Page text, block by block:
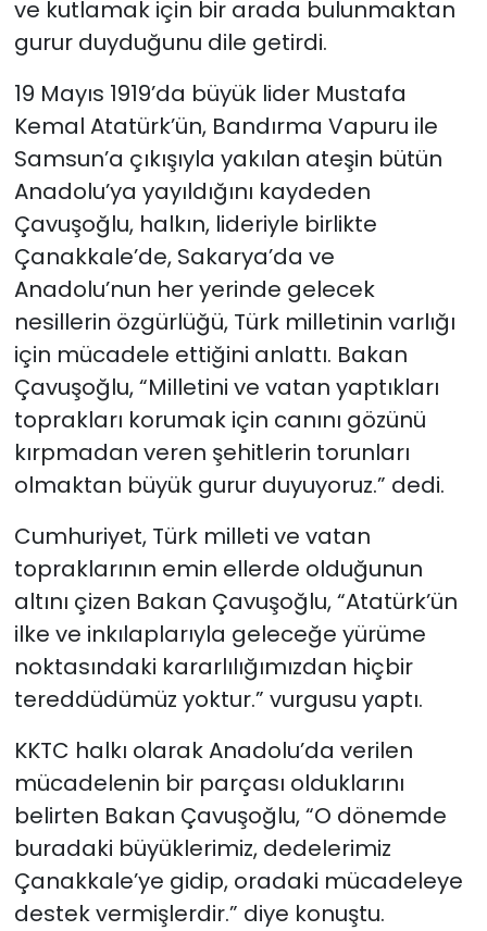
ve kutlamak için bir arada bulunmaktan
gurur duyduğunu dile getirdi.
19 Mayıs 1919’da büyük lider Mustafa
Kemal Atatürk’ün, Bandırma Vapuru ile
Samsun’a çıkışıyla yakılan ateşin bütün
Anadolu’ya yayıldığını kaydeden
Çavuşoğlu, halkın, lideriyle birlikte
Çanakkale’de, Sakarya’da ve
Anadolu’nun her yerinde gelecek
nesillerin özgürlüğü, Türk milletinin varlığı
için mücadele ettiğini anlattı. Bakan
Çavuşoğlu, “Milletini ve vatan yaptıkları
toprakları korumak için canını gözünü
kırpmadan veren şehitlerin torunları
olmaktan büyük gurur duyuyoruz.” dedi.
Cumhuriyet, Türk milleti ve vatan
topraklarının emin ellerde olduğunun
altını çizen Bakan Çavuşoğlu, “Atatürk’ün
ilke ve inkılaplarıyla geleceğe yürüme
noktasındaki kararlılığımızdan hiçbir
tereddüdümüz yoktur.” vurgusu yaptı.
KKTC halkı olarak Anadolu’da verilen
mücadelenin bir parçası olduklarını
belirten Bakan Çavuşoğlu, “O dönemde
buradaki büyüklerimiz, dedelerimiz
Çanakkale’ye gidip, oradaki mücadeleye
destek vermişlerdir.” diye konuştu.